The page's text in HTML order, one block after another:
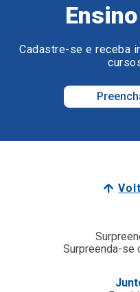
Cadastre-se e receba
Surpreenda-se